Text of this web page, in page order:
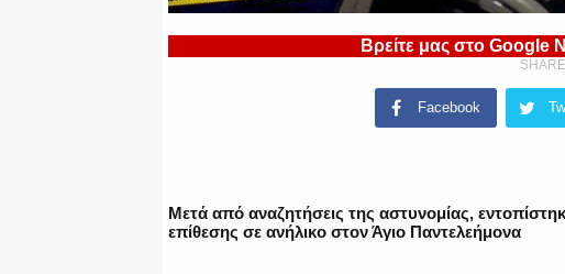
Βρείτε μας στο Google
SHARE
Facebook
Μετά από αναζητήσεις της αστυνομίας,
επίθεσης σε ανήλικο στον Άγιο Παντελεήμονα